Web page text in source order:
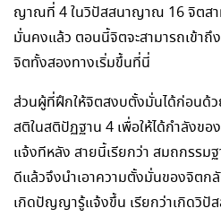
ญาณที่ 4 ในวิปัสสนาญาณ 16 จิตสา
มั่นคงแล้ว ตอนนี้จิตจะสามารถเข้าถึ
จิตทั้งสองทางเริ่มขึ้นที่นี่
ส่วนผู้ที่ฝึกให้จิตสงบตั้งมั่นได้ก่อนด้ว
สติในสติปัฏฐาน 4 เพื่อให้ได้กำลังข
แจ้งทีหลัง สายนี้เรียกว่า สมถกรรม
ดีแล้วจึงนำเอาความตั้งมั่นของจิต
เกิดปัญญารู้แจ้งขึ้น เรียกว่าเกิดวิปั